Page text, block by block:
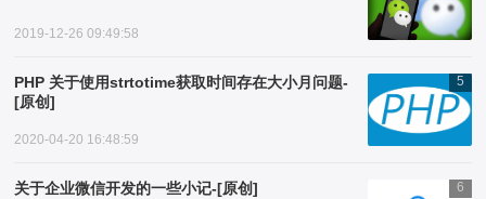
2019-12-26 09:49:58
5
PHP 关于使用strtotime获取时间存在大小月问题-
[原创]
2020-04-20 16:48:59
6
关于企业微信开发的一些小记-[原创]